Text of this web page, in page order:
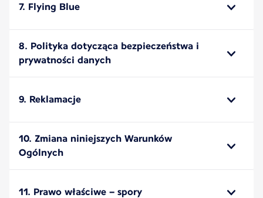
7. Flying Blue
8. Polityka dotycząca bezpieczeństwa i
prywatności danych
9. Reklamacje
10. Zmiana niniejszych Warunków
Ogólnych
11. Prawo właściwe – spory